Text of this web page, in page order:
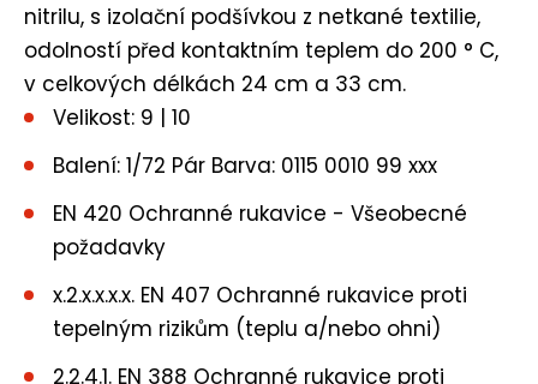
nitrilu, s izolační podšívkou z netkané textilie,
odolností před kontaktním teplem do 200 ° C,
v celkových délkách 24 cm a 33 cm.
Velikost: 9 | 10
Balení: 1/72 Pár Barva: 0115 0010 99 xxx
EN 420 Ochranné rukavice - Všeobecné
požadavky
x.2.x.x.x.x. EN 407 Ochranné rukavice proti
tepelným rizikům (teplu a/nebo ohni)
2.2.4.1. EN 388 Ochranné rukavice proti